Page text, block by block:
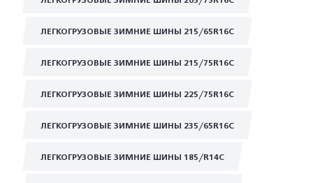
ЛЕГКОГРУЗОВЫЕ ЗИМНИЕ ШИНЫ 215/65R16C
ЛЕГКОГРУЗОВЫЕ ЗИМНИЕ ШИНЫ 215/75R16C
ЛЕГКОГРУЗОВЫЕ ЗИМНИЕ ШИНЫ 225/75R16C
ЛЕГКОГРУЗОВЫЕ ЗИМНИЕ ШИНЫ 235/65R16C
ЛЕГКОГРУЗОВЫЕ ЗИМНИЕ ШИНЫ 185/R14C